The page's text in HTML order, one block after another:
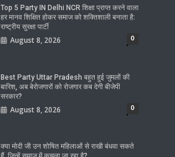
Top 5 Party IN Delhi NCR शिक्षा प्राप्त करने वाला
हर मानव शिक्षित होकर समाज को शक्तिशाली बनाता है:
राष्ट्रीय सुरक्षा पार्टी
August 8, 2026 0
Best Party Uttar Pradesh बहुत हुई जुमलों की
बारिश, अब बेरोजगारों को रोजगार कब देगी बीजेपी
सरकार?
August 8, 2026 0
क्या मोदी जी उन शोषित महिलाओं से राखी बंधवा सकते